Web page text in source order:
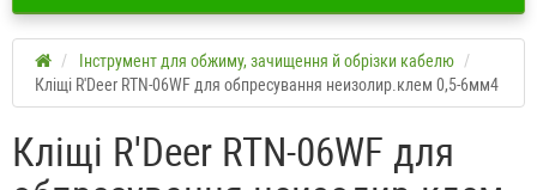
Інструмент для обжиму, зачищення й обрізки кабелю
Кліщі R'Deer RTN-06WF для обпресування неизолир.клем 0,5-6мм4
Кліщі R'Deer RTN-06WF для